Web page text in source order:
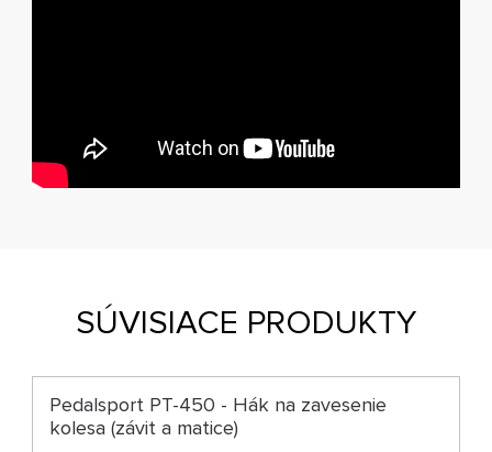
SÚVISIACE PRODUKTY
Pedalsport PT-450 - Hák na zavesenie
kolesa (závit a matice)